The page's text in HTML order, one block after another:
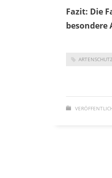
Fazit: Die
besondere
ARTENSCHUTZ